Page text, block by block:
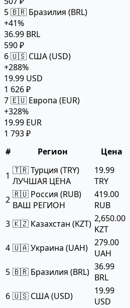
5🇧🇷 Бразилия (BRL)
+41%
36.99 BRL
590 ₽
6🇺🇸 США (USD)
+288%
19.99 USD
1 626 ₽
7🇪🇺 Европа (EUR)
+328%
19.99 EUR
1 793 ₽
#
Регион Цена
1 🇹🇷 Турция (TRY)
ЛУЧШАЯ ЦЕНА
19.99
TRY
2 🇷🇺 Россия (RUB)
ВАШ РЕГИОН
419.00
RUB
3 🇰🇿 Казахстан (KZT) 2,650.00
KZT
4 🇺🇦 Украина (UAH) 279.00
UAH
5 🇧🇷 Бразилия (BRL) 36.99
BRL
6 🇺🇸 США (USD)
19.99
USD